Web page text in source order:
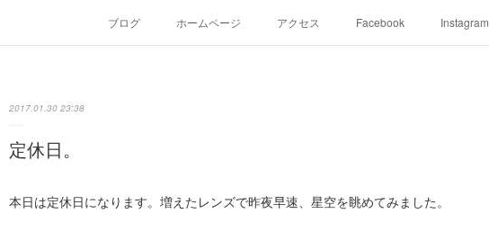
ブログ ホームページ アクセス Facebook Instagram
2017.01.30 23:38
定休日。
本日は定休日になります。増えたレンズで昨夜早速、星空を眺めてみました。